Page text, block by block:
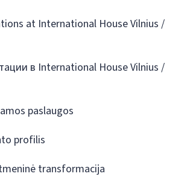
at International House Vilnius /
в International House Vilnius /
paslaugos
profilis
transformacija